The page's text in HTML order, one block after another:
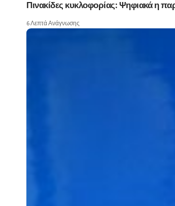
Πινακίδες κυκλοφορίας: Ψηφιακά η
6 Λεπτά Ανάγνωσης